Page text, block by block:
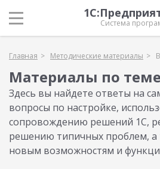
Система
Главная Методические материалы
Материалы по теме
Здесь вы найдете ответы на
вопросы по настройке,
сопровождению решений 1С,
решению типичных проблем, а
новым возможностям и